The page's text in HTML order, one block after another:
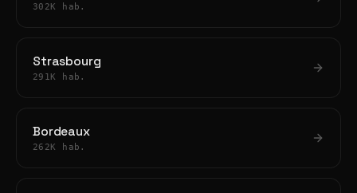
302K hab.
Strasbourg
291K hab.
Bordeaux
262K hab.